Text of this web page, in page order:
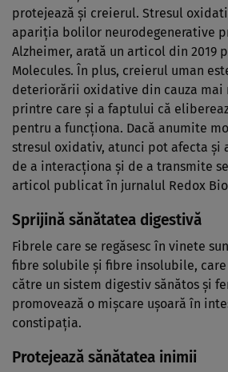
protejează și creierul. Stresul
apariția bolilor neurodegenerative
Alzheimer, arată un articol din 2019
Molecules. În plus, creierul uman
deteriorării oxidative din cauza mai
printre care și a faptului că
pentru a funcționa. Dacă anumite
stresul oxidativ, atunci pot afecta și
de a interacționa și de a transmite
articol publicat în jurnalul Redox
Sprijină sănătatea digestivă
Fibrele care se regăsesc în vinete
fibre solubile și fibre insolubile, care
către un sistem digestiv sănătos și
promovează o mișcare ușoară în
constipația.
Protejează sănătatea inimii